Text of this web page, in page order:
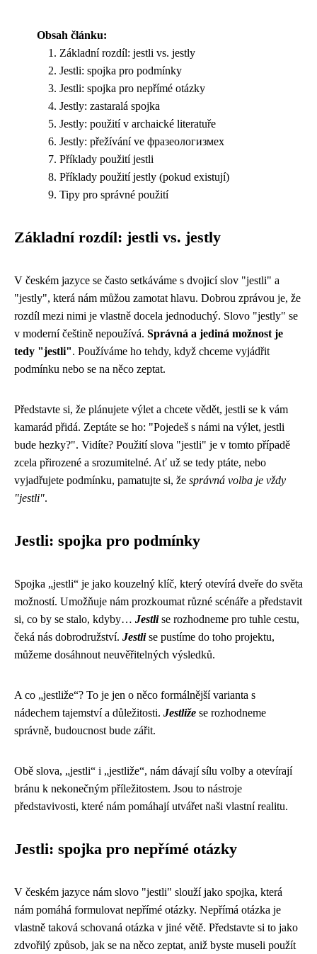
Obsah článku:
Základní rozdíl: jestli vs. jestly
Jestli: spojka pro podmínky
Jestli: spojka pro nepřímé otázky
Jestly: zastaralá spojka
Jestly: použití v archaické literatuře
Jestly: přežívání ve фразеологизмех
Příklady použití jestli
Příklady použití jestly (pokud existují)
Tipy pro správné použití
Základní rozdíl: jestli vs. jestly
V českém jazyce se často setkáváme s dvojicí slov "jestli" a
"jestly", která nám můžou zamotat hlavu. Dobrou zprávou je, že
rozdíl mezi nimi je vlastně docela jednoduchý. Slovo "jestly" se
v moderní češtině nepoužívá. Správná a jediná možnost je
tedy "jestli". Používáme ho tehdy, když chceme vyjádřit
podmínku nebo se na něco zeptat.
Představte si, že plánujete výlet a chcete vědět, jestli se k vám
kamarád přidá. Zeptáte se ho: "Pojedeš s námi na výlet, jestli
bude hezky?". Vidíte? Použití slova "jestli" je v tomto případě
zcela přirozené a srozumitelné. Ať už se tedy ptáte, nebo
vyjadřujete podmínku, pamatujte si, že správná volba je vždy
"jestli".
Jestli: spojka pro podmínky
Spojka „jestli“ je jako kouzelný klíč, který otevírá dveře do světa
možností. Umožňuje nám prozkoumat různé scénáře a představit
si, co by se stalo, kdyby… Jestlise rozhodneme pro tuhle cestu,
čeká nás dobrodružství. Jestlise pustíme do toho projektu,
můžeme dosáhnout neuvěřitelných výsledků.
A co „jestliže“? To je jen o něco formálnější varianta s
nádechem tajemství a důležitosti. Jestliže se rozhodneme
správně, budoucnost bude zářit.
Obě slova, „jestli“ i „jestliže“, nám dávají sílu volby a otevírají
bránu k nekonečným příležitostem. Jsou to nástroje
představivosti, které nám pomáhají utvářet naši vlastní realitu.
Jestli: spojka pro nepřímé otázky
V českém jazyce nám slovo "jestli" slouží jako spojka, která
nám pomáhá formulovat nepřímé otázky. Nepřímá otázka je
vlastně taková schovaná otázka v jiné větě. Představte si to jako
zdvořilý způsob, jak se na něco zeptat, aniž byste museli použít